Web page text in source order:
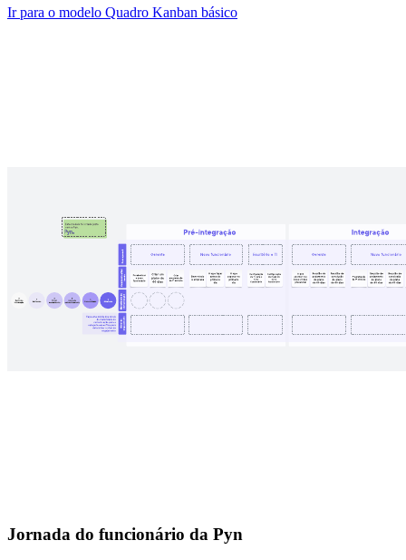
Ir para o modelo Quadro Kanban básico
Jornada do funcionário da Pyn